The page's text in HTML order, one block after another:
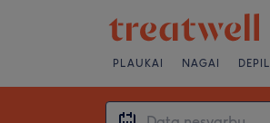
PLAUKAI NAGAI